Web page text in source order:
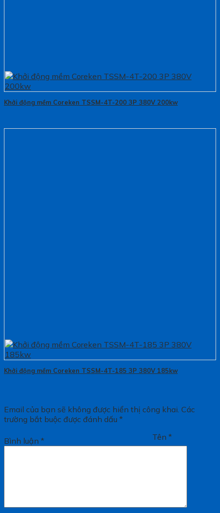
Khởi động mềm Coreken TSSM-4T-200 3P 380V 200kw
Khởi động mềm Coreken TSSM-4T-185 3P 380V 185kw
Email của bạn sẽ không được hiển thị công khai. Các
trường bắt buộc được đánh dấu *
Bình luận * Tên*